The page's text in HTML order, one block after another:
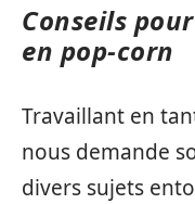
Conseils
en pop-corn
Travaillant en
nous demande
divers sujets